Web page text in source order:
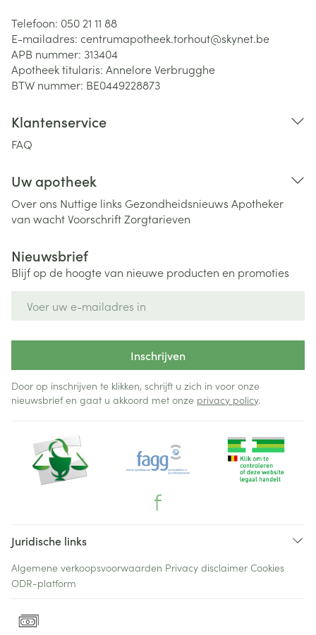
Telefoon: 050 21 11 88
E-mailadres: centrumapotheek.torhout@skynet.be
APB nummer: 313404
Apotheek titularis: Annelore Verbrugghe
BTW nummer: BE0449228873
Klantenservice
FAQ
Uw apotheek
Over ons Nuttige links Gezondheidsnieuws Apotheker
van wachtVoorschriftZorgtarieven
Nieuwsbrief
Blijf op de hoogte van nieuwe producten en promoties
Inschrijven
Door op inschrijven te klikken, schrijft u zich in voor onze
nieuwsbrief en gaat u akkoord met onze privacy policy.
Juridische links
Algemene verkoopsvoorwaarden Privacy disclaimer Cookies
ODR-platform